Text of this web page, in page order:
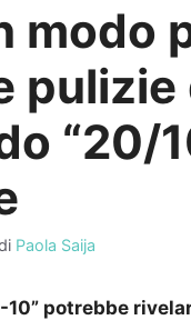
“20/
Paola Saija
10” potrebbe